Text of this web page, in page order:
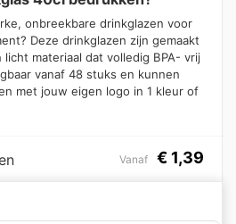
onbreekbare drinkglazen voor
Deze drinkglazen zijn gemaakt
materiaal dat volledig BPA- vrij
vanaf 48 stuks en kunnen
met jouw eigen logo in 1 kleur of
Vanaf € 1,39